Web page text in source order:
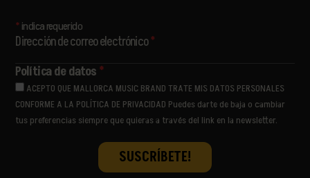
*indica requerido
Dirección de correo electrónico*
Política de datos *
ACEPTO QUE MALLORCA MUSIC BRAND TRATE MIS DATOS PERSONALES
CONFORME A LA POLÍTICA DE PRIVACIDAD Puedes darte de baja o cambiar
tus preferencias siempre que quieras a través del link en la newsletter.